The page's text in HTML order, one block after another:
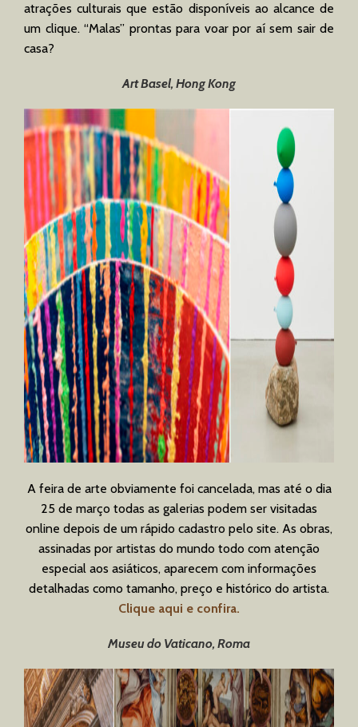
atrações culturais que estão disponíveis ao alcance de
um clique. “Malas” prontas para voar por aí sem sair de
casa?
Art Basel, Hong Kong
A feira de arte obviamente foi cancelada, mas até o dia
25 de março todas as galerias podem ser visitadas
online depois de um rápido cadastro pelo site. As obras,
assinadas por artistas do mundo todo com atenção
especial aos asiáticos, aparecem com informações
detalhadas como tamanho, preço e histórico do artista.
Clique aqui e confira.
Museu do Vaticano, Roma